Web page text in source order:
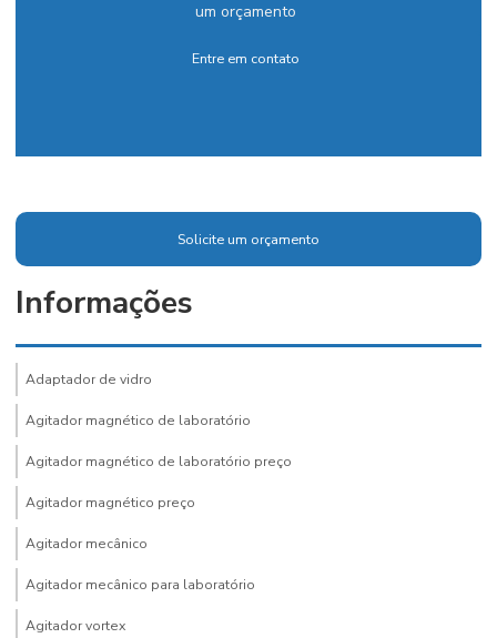
um orçamento
Entre em contato
Solicite um orçamento
Informações
Adaptador de vidro
Agitador magnético de laboratório
Agitador magnético de laboratório preço
Agitador magnético preço
Agitador mecânico
Agitador mecânico para laboratório
Agitador vortex